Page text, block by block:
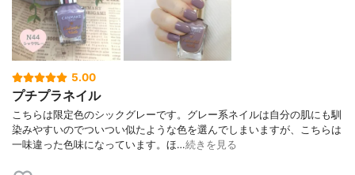
5.00
プチプラネイル
こちらは限定色のシックグレーです。グレー系ネイルは自分の肌にも馴
染みやすいのでついつい似たような色を選んでしまいますが、こちらは
一味違った色味になっています。ほ…続きを見る